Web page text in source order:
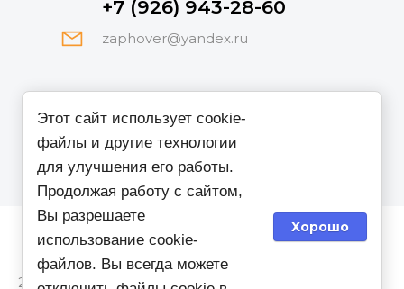
+7 (926) 943-28-60
zaphover@yandex.ru
Принимаем к оплате
2021 Zaphover
Этот сайт использует cookie-
файлы и другие технологии
для улучшения его работы.
Продолжая работу с сайтом,
Вы разрешаете
использование cookie-
файлов. Вы всегда можете
Хорошо